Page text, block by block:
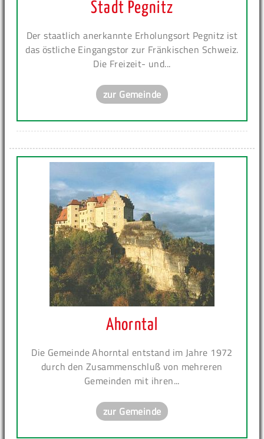
Stadt Pegnitz
Der staatlich anerkannte Erholungsort Pegnitz ist
das östliche Eingangstor zur Fränkischen Schweiz.
Die Freizeit- und...
zur Gemeinde
Ahorntal
Die Gemeinde Ahorntal entstand im Jahre 1972
durch den Zusammenschluß von mehreren
Gemeinden mit ihren...
zur Gemeinde